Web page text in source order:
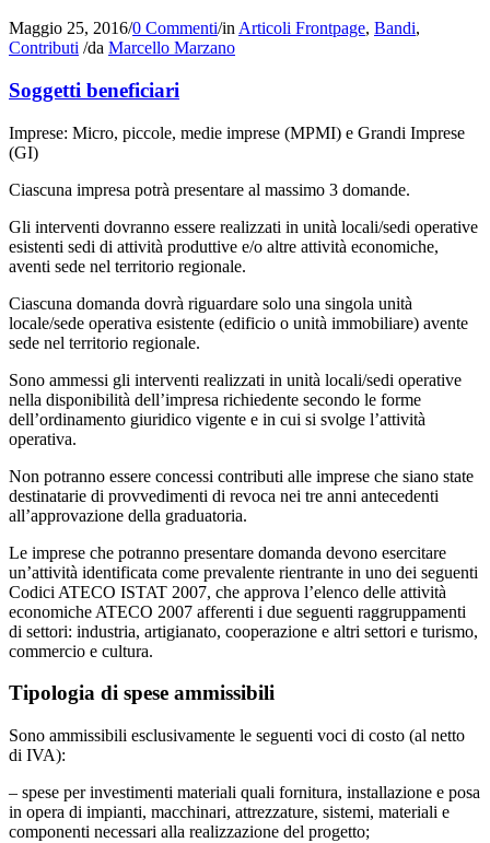
Maggio 25, 2016/0 Commenti/in Articoli Frontpage, Bandi,
Contributi /da Marcello Marzano
Soggetti beneficiari
Imprese: Micro, piccole, medie imprese (MPMI) e Grandi Imprese
(GI)
Ciascuna impresa potrà presentare al massimo 3 domande.
Gli interventi dovranno essere realizzati in unità locali/sedi operative
esistenti sedi di attività produttive e/o altre attività economiche,
aventi sede nel territorio regionale.
Ciascuna domanda dovrà riguardare solo una singola unità
locale/sede operativa esistente (edificio o unità immobiliare) avente
sede nel territorio regionale.
Sono ammessi gli interventi realizzati in unità locali/sedi operative
nella disponibilità dell’impresa richiedente secondo le forme
dell’ordinamento giuridico vigente e in cui si svolge l’attività
operativa.
Non potranno essere concessi contributi alle imprese che siano state
destinatarie di provvedimenti di revoca nei tre anni antecedenti
all’approvazione della graduatoria.
Le imprese che potranno presentare domanda devono esercitare
un’attività identificata come prevalente rientrante in uno dei seguenti
Codici ATECO ISTAT 2007, che approva l’elenco delle attività
economiche ATECO 2007 afferenti i due seguenti raggruppamenti
di settori: industria, artigianato, cooperazione e altri settori e turismo,
commercio e cultura.
Tipologia di spese ammissibili
Sono ammissibili esclusivamente le seguenti voci di costo (al netto
di IVA):
– spese per investimenti materiali quali fornitura, installazione e posa
in opera di impianti, macchinari, attrezzature, sistemi, materiali e
componenti necessari alla realizzazione del progetto;